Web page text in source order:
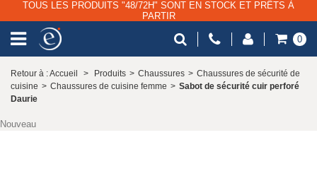
TOUS LES PRODUITS "48/72H" SONT EN STOCK ET PRÊTS À
PARTIR
0
Retour à : Accueil > Produits > Chaussures > Chaussures de sécurité de
cuisine > Chaussures de cuisine femme > Sabot de sécurité cuir perforé
Daurie
Nouveau